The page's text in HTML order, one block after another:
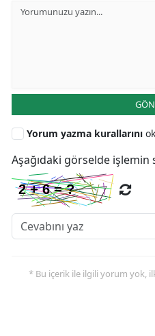
Yorum yazma kurallarını
Aşağıdaki görselde işlemin
* Bu içerik ile ilgili yorum yok,